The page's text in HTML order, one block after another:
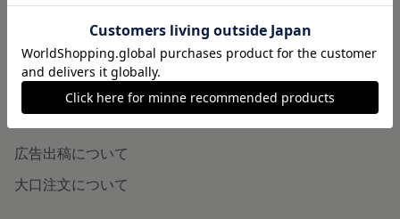
ニュース
minneの本
広告出稿について
大口注文について